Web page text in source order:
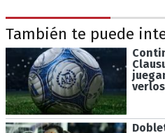
También te puede